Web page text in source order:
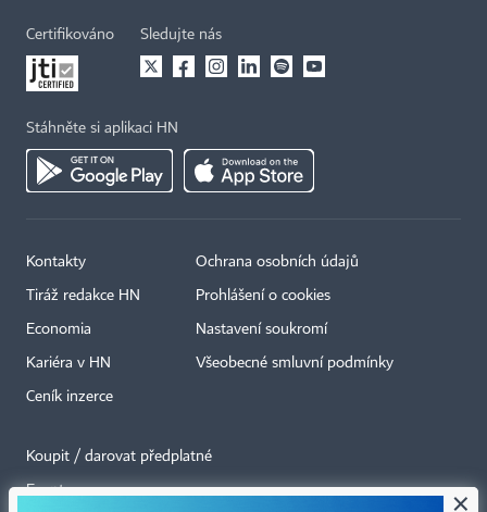
Certifikováno Sledujte nás
Stáhněte si aplikaci HN
Kontakty
Tiráž redakce HN
Economia
Kariéra v HN
Ceník inzerce
Ochrana osobních údajů
Prohlášení o cookies
Nastavení soukromí
Všeobecné smluvní podmínky
Koupit / darovat předplatné
Eventy ×